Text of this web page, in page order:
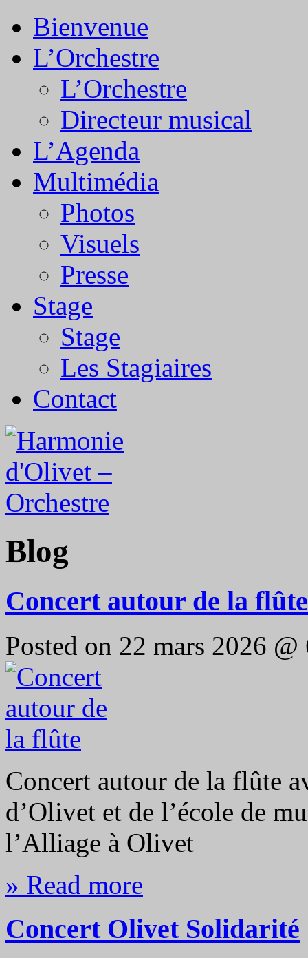
Bienvenue
L’Orchestre
L’Orchestre
Directeur musical
L’Agenda
Multimédia
Photos
Visuels
Presse
Stage
Stage
Les Stagiaires
Contact
Blog
Concert autour de la flûte
Posted on 22 mars 2026
Concert autour de la flûte
d’Olivet et de l’école de
l’Alliage à Olivet
» Read more
Concert Olivet Solidarité